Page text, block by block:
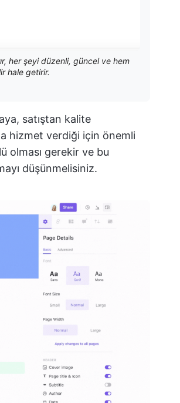
her şeyi düzenli, güncel ve hem
hale getirir.
satıştan kalite
hizmet verdiği için önemli
olması gerekir ve bu
düşünmelisiniz.